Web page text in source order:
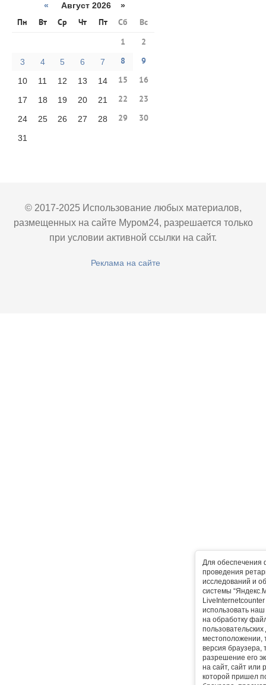
Для обеспечения
проведения
исследований и
системы
использовать
на обработку
местоположении,
версия браузера,
разрешение его
на сайт, сайт или
которой пришел
« Август 2026 »
Пн Вт Ср Чт Пт Сб
Вс
1
2
3 4 5 6 7 8 9
10 11 12 13 14 15 16
17 18 19 20 21 22 23
24 25 26 27 28 29 30
31
© 2017-2025 Использование любых материалов,
размещенных на сайте Муром24, разрешается только
при условии активной ссылки на сайт.
Реклама на сайте